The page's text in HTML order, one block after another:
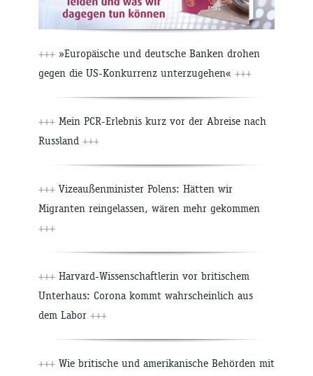
+++ »Europäische und deutsche Banken drohen
gegen die US-Konkurrenz unterzugehen« +++
+++ Mein PCR-Erlebnis kurz vor der Abreise nach
Russland +++
+++ Vizeaußenminister Polens: Hätten wir
Migranten reingelassen, wären mehr gekommen
+++
+++ Harvard-Wissenschaftlerin vor britischem
Unterhaus: Corona kommt wahrscheinlich aus
dem Labor +++
+++ Wie britische und amerikanische Behörden mit